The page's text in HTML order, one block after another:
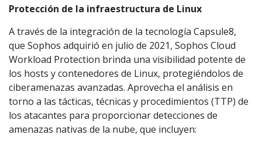
Protección de la infraestructura de Linux
A través de la integración de la tecnología Capsule8,
que Sophos adquirió en julio de 2021, Sophos Cloud
Workload Protection brinda una visibilidad potente de
los hosts y contenedores de Linux, protegiéndolos de
ciberamenazas avanzadas. Aprovecha el análisis en
torno a las tácticas, técnicas y procedimientos (TTP) de
los atacantes para proporcionar detecciones de
amenazas nativas de la nube, que incluyen: